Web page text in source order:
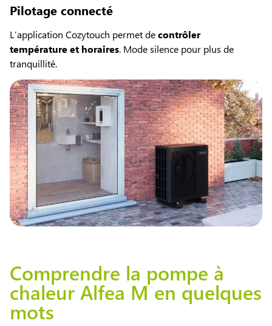
Pilotage connecté
L’application Cozytouch permet decontrôler
température et horaires. Mode silence pour plus de
tranquillité.
Comprendre la pompe à
chaleur Alfea M en quelques
mots